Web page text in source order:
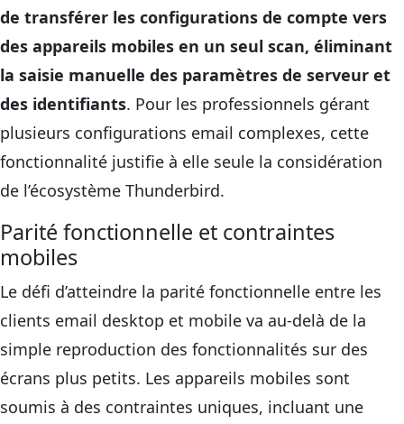
de transférer les configurations de compte vers
des appareils mobiles en un seul scan, éliminant
la saisie manuelle des paramètres de serveur et
des identifiants. Pour les professionnels gérant
plusieurs configurations email complexes, cette
fonctionnalité justifie à elle seule la considération
de l’écosystème Thunderbird.
Parité fonctionnelle et contraintes
mobiles
Le défi d’atteindre la parité fonctionnelle entre les
clients email desktop et mobile va au-delà de la
simple reproduction des fonctionnalités sur des
écrans plus petits. Les appareils mobiles sont
soumis à des contraintes uniques, incluant une